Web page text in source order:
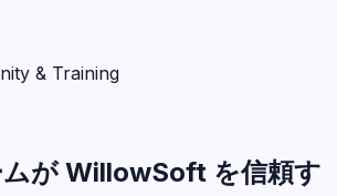
& Training
が WillowSoft を信頼す